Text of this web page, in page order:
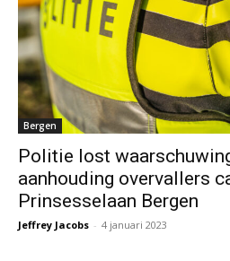
Bergen
Politie lost
aanhouding overvallers
Prinsesselaan Bergen
Jeffrey Jacobs - 4 januari 2023